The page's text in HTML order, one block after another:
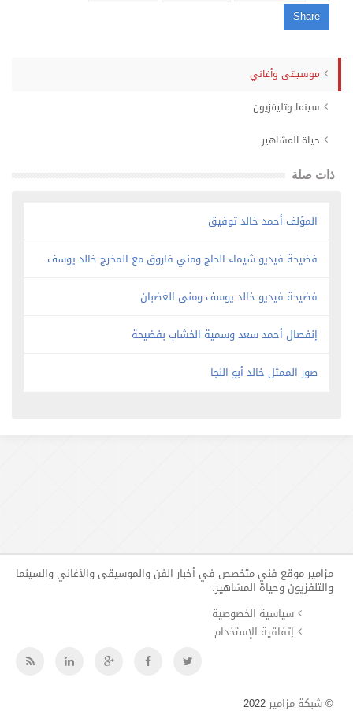
Share
موسيقى وأغاني
سينما وتليفزيون
حياة المشاهير
ذات صلة
المؤلف أحمد خالد توفيق
فضيحة فيديو شيماء الحاج ومني فاروق مع المخرج خالد يوسف
فضيحة فيديو خالد يوسف ومنى الغضبان
إنفصال أحمد سعد وسمية الخشاب بفضيحة
صور الممثل خالد أبو النجا
مزامير موقع فني متخصص في أخبار الفن والموسيقى والأغاني والسينما
والتلفزيون وحياة المشاهير.
سياسية الخصوصية
إتفاقية الإستخدام
©شبكة مزامير